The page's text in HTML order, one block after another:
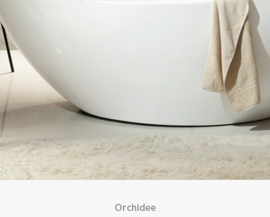
Orchidee